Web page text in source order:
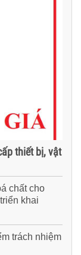
thiết bị, vật
chất cho
khai
trách nhiệm